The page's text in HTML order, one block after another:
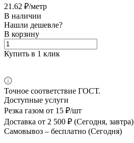
21.62 ₽/метр
В наличии
Нашли дешевле?
В корзину
Купить в 1 клик
Точное соответствие ГОСТ.
Доступные услуги
Резка газом от 15 ₽/шт
Доставка от 2 500 ₽ (Сегодня, завтра)
Самовывоз – бесплатно (Сегодня)